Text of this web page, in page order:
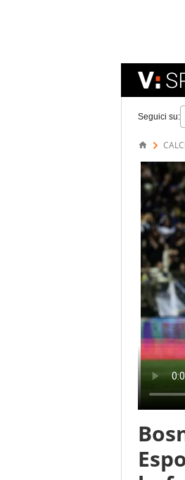
Seguici su: